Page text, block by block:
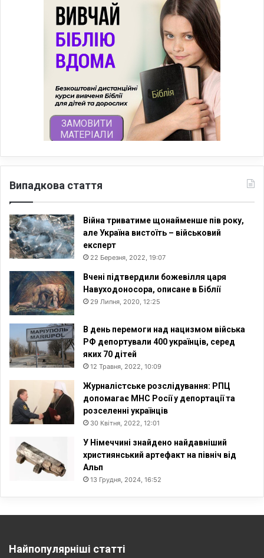
Випадкова стаття
Війна триватиме щонайменше пів року,
але Україна вистоїть – військовий
експерт
22 Березня, 2022, 19:07
Вчені підтвердили божевілля царя
Навуходоносора, описане в Біблії
29 Липня, 2020, 12:25
В день перемоги над нацизмом війська
РФ депортували 400 українців, серед
яких 70 дітей
12 Травня, 2022, 10:09
Журналістське розслідування: РПЦ
допомагає МНС Росії у депортації та
розселенні українців
30 Квітня, 2022, 12:01
У Німеччині знайдено найдавніший
християнський артефакт на північ від
Альп
13 Грудня, 2024, 16:52
Найпопулярніші статті